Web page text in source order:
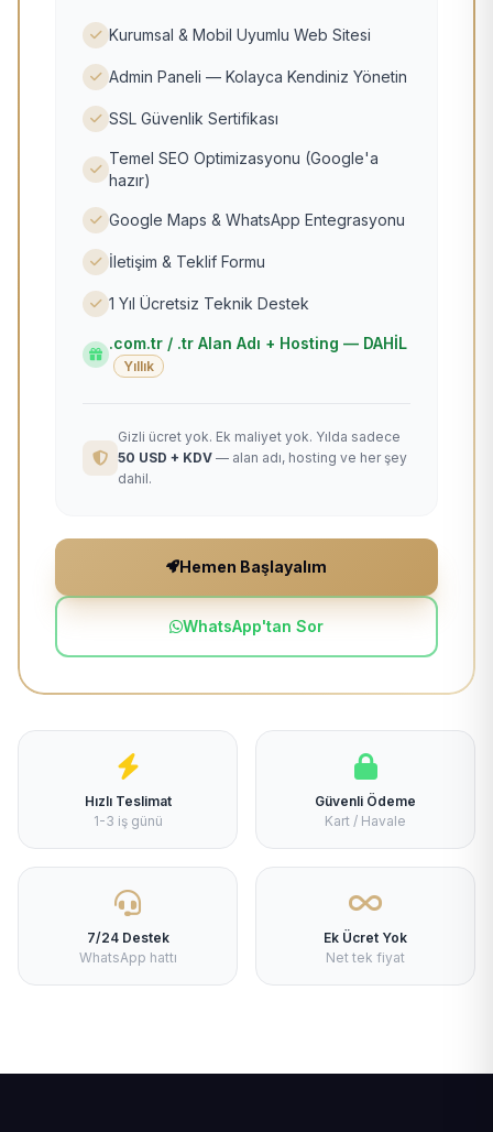
Kurumsal & Mobil Uyumlu Web Sitesi
Admin Paneli — Kolayca Kendiniz Yönetin
SSL Güvenlik Sertifikası
Temel SEO Optimizasyonu (Google'a
hazır)
Google Maps & WhatsApp Entegrasyonu
İletişim & Teklif Formu
1 Yıl Ücretsiz Teknik Destek
.com.tr / .tr Alan Adı + Hosting — DAHİL
Yıllık
Gizli ücret yok. Ek maliyet yok. Yılda sadece
50 USD + KDV — alan adı, hosting ve her şey
dahil.
Hemen Başlayalım
WhatsApp'tan Sor
Hızlı Teslimat
1-3 iş günü
Güvenli Ödeme
Kart / Havale
7/24 Destek
WhatsApp hattı
Ek Ücret Yok
Net tek fiyat